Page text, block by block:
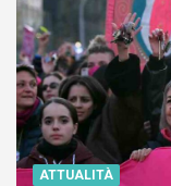
ATTUALITÀ